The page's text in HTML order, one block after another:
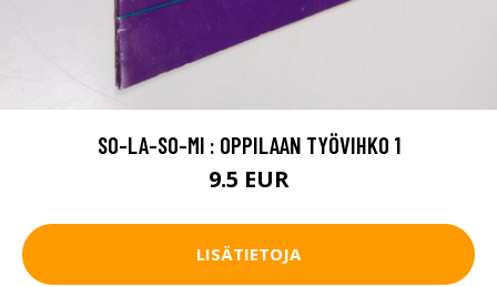
SO-LA-SO-MI : OPPILAAN TYÖVIHKO 1
9.5 EUR
LISÄTIETOJA